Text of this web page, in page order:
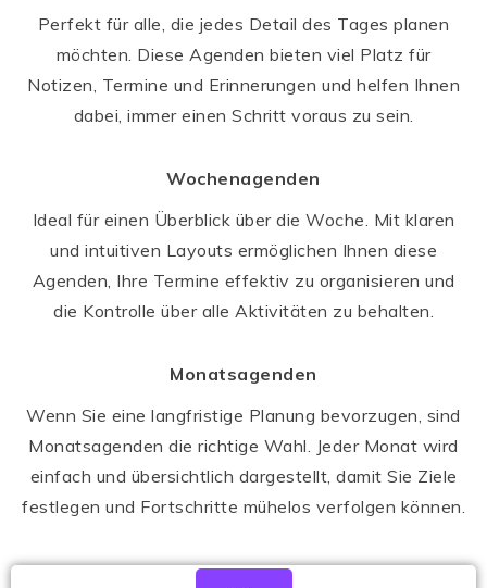
Perfekt für alle, die jedes Detail des Tages planen
möchten. Diese Agenden bieten viel Platz für
Notizen, Termine und Erinnerungen und helfen Ihnen
dabei, immer einen Schritt voraus zu sein.
Wochenagenden
Ideal für einen Überblick über die Woche. Mit klaren
und intuitiven Layouts ermöglichen Ihnen diese
Agenden, Ihre Termine effektiv zu organisieren und
die Kontrolle über alle Aktivitäten zu behalten.
Monatsagenden
Wenn Sie eine langfristige Planung bevorzugen, sind
Monatsagenden die richtige Wahl. Jeder Monat wird
einfach und übersichtlich dargestellt, damit Sie Ziele
festlegen und Fortschritte mühelos verfolgen können.